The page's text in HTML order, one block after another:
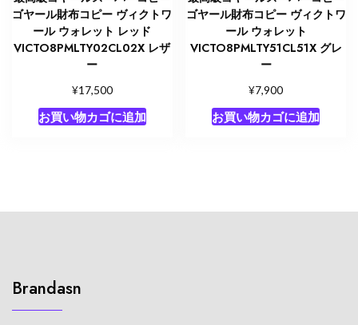
ゴヤール財布コピー ヴィクトワ
ール ウォレット レッド
VICTO8PMLTY02CL02X レザ
ー
¥17,500
お買い物カゴに追加
ゴヤール財布コピー ヴィクトワ
ール ウォレット
VICTO8PMLTY51CL51X グレ
ー
¥7,900
お買い物カゴに追加
Brandasn